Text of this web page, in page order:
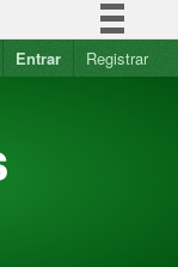
informação
Entrar Registrar